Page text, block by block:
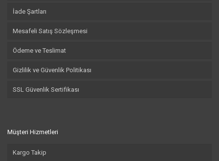
İade Şartları
Mesafeli Satış Sözleşmesi
Ödeme ve Teslimat
Gizlilik ve Güvenlik Politikası
SSL Güvenlik Sertifikası
Müşteri Hizmetleri
Kargo Takip